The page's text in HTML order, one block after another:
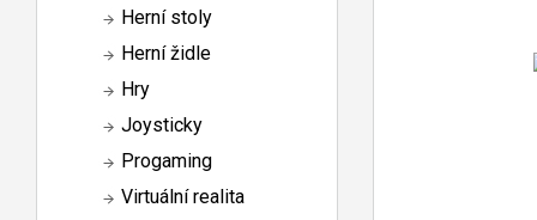
Herní stoly
Herní židle
Hry
Joysticky
Progaming
Virtuální realita